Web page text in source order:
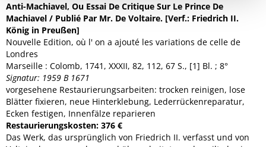
Anti-Machiavel, Ou Essai De Critique Sur Le Prince De
Machiavel / Publié Par Mr. De Voltaire. [Verf.: Friedrich II.
König in Preußen]
Nouvelle Edition, où l' on a ajouté les variations de celle de
Londres
Marseille : Colomb, 1741, XXXII, 82, 112, 67 S., [1] Bl. ; 8°
Signatur: 1959 B 1671
vorgesehene Restaurierungsarbeiten: trocken reinigen, lose
Blätter fixieren, neue Hinterklebung, Lederrückenreparatur,
Ecken festigen, Innenfälze reparieren
Restaurierungskosten: 376 €
Das Werk, das ursprünglich von Friedrich II. verfasst und von